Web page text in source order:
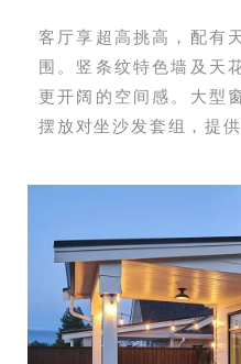
客厅享超高挑高，配有
围。竖条纹特色墙及天
更开阔的空间感。大型
摆放对坐沙发套组，提